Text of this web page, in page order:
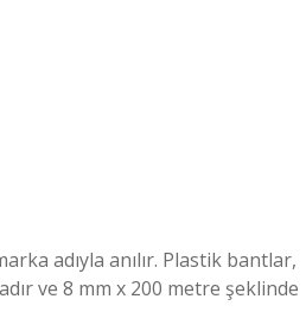
adıyla anılır. Plastik bantlar,
ve 8 mm x 200 metre şeklinde